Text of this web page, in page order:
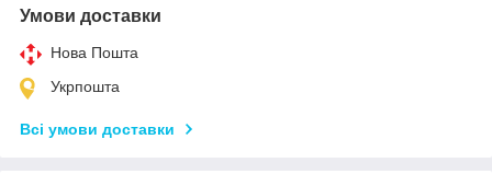
Умови доставки
Нова Пошта
Укрпошта
Всі умови доставки